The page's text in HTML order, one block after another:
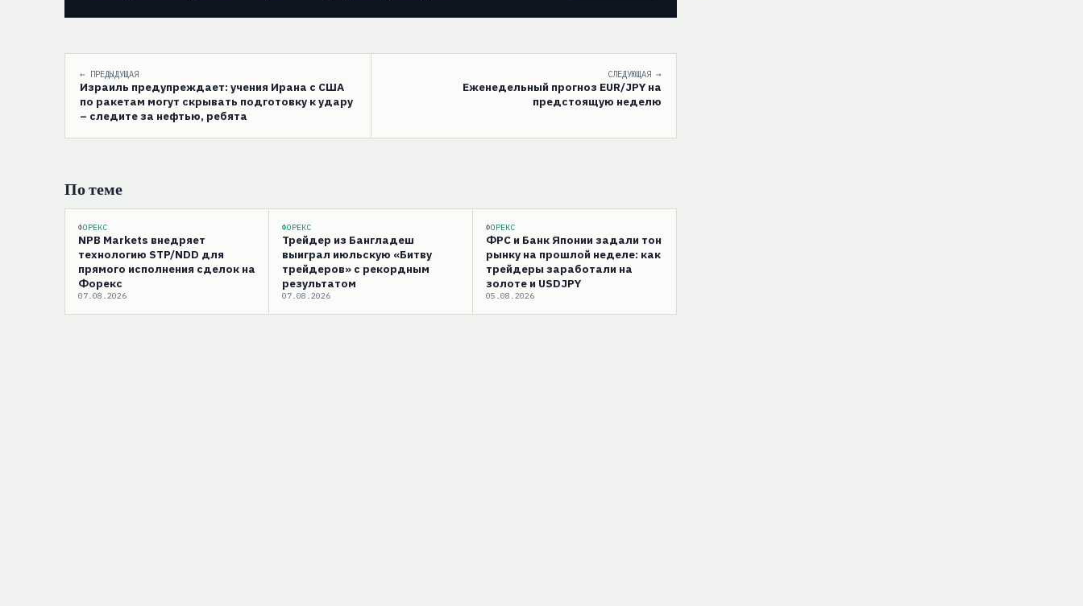
← ПРЕДЫДУЩАЯ
Израиль предупреждает: учения Ирана с США
по ракетам могут скрывать подготовку к удару
– следите за нефтью, ребята
СЛЕДУЮЩАЯ →
Еженедельный прогноз EUR/JPY на
предстоящую неделю
По теме
ФОРЕКС
NPB Markets внедряет
технологию STP/NDD для
прямого исполнения сделок на
Форекс
07.08.2026
ФОРЕКС
Трейдер из Бангладеш
выиграл июльскую «Битву
трейдеров» с рекордным
результатом
07.08.2026
ФОРЕКС
ФРС и Банк Японии задали тон
рынку на прошлой неделе: как
трейдеры заработали на
золоте и USDJPY
05.08.2026